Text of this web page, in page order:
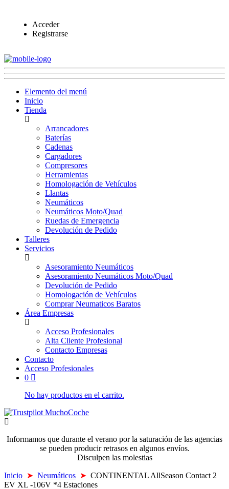
Acceder
Registrarse
Elemento del menú
Inicio
Tienda
Arrancadores
Baterías
Cadenas
Cargadores
Compresores
Herramientas
Homologación de Vehículos
Llantas
Neumáticos
Neumáticos Moto/Quad
Ruedas de Emergencia
Devolución de Pedido
Talleres
Servicios
Asesoramiento Neumáticos
Asesoramiento Neumáticos Moto/Quad
Devolución de Pedido
Homologación de Vehículos
Comprar Neumaticos Baratos
Área Empresas
Acceso Profesionales
Alta Cliente Profesional
Contacto Empresas
Contacto
Acceso Profesionales
0
No hay productos en el carrito.
Informamos que durante el verano por la saturación de las agencias
se pueden producir retrasos en algunos envíos.
Disculpen las molestias
Inicio ➤ Neumáticos ➤ CONTINENTAL AllSeason Contact 2
EV XL -106V *4 Estaciones